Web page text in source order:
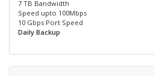
7 TB Bandwidth
Speed upto 100Mbps
10 Gbps Port Speed
Daily Backup